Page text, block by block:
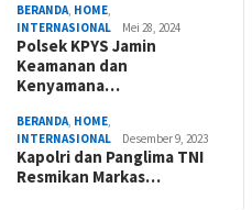
BERANDA, HOME,
INTERNASIONAL
Mei 28, 2024
Polsek KPYS Jamin
Keamanan dan
Kenyamana…
BERANDA, HOME,
INTERNASIONAL
Desember 9, 2023
Kapolri dan Panglima TNI
Resmikan Markas…